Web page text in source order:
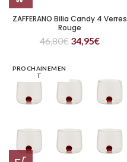
ZAFFERANO Bilia Candy 4 Verres
Rouge
46,80€ 34,95€
PROCHAINEMEN
T